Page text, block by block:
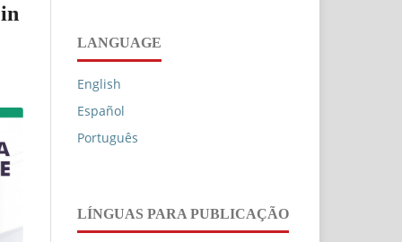
LANGUAGE
English
Español
Português
LÍNGUAS PARA PUBLICAÇÃO